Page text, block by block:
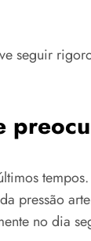
seguir
pressão
no dia